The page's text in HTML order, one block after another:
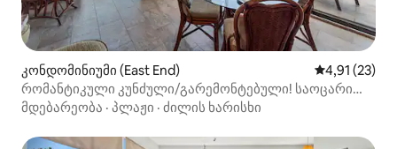
კონდომინიუმი (East End) საშუალო
4,91 (23)
რომანტიკული კუნძული/გარემონტებული! საოცარი
ხედები!
მდებარეობა · პლაჟი · ძილის ხარისხი